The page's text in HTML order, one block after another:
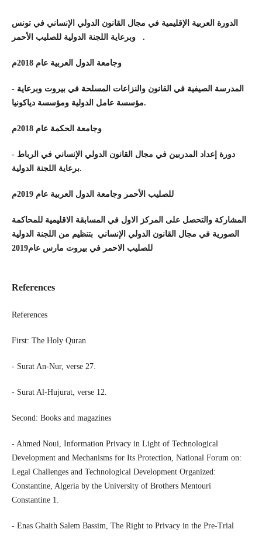
الدورة العربية الإقليمية في مجال القانون الدولي الإنساني في تونس
وبرعاية اللجنة الدولية للصليب الأحمر .
وجامعة الدول العربية عام 2018م
- المدرسة الصيفية في القانون والنزاعات المسلحة في بيروت وبرعاية
مؤسسة عامل الدولية ومؤسسة دياكونيا.
وجامعة الحكمة عام 2018م
- دورة إعداد المدربين في مجال القانون الدولي الإنساني في الرباط
برعاية اللجنة الدولية.
للصليب الأحمر وجامعة الدول العربية عام 2019م
المشاركة والتحصل على المركز الاول في المسابقة الاقليمية للمحاكمة
الصورية في مجال القانون الدولي الإنساني بتنظيم من اللجنة الدولية
للصليب الاحمر في بيروت مارس عام2019
References
References
First: The Holy Quran
- Surat An-Nur, verse 27.
- Surat Al-Hujurat, verse 12.
Second: Books and magazines
- Ahmed Noui, Information Privacy in Light of Technological
Development and Mechanisms for Its Protection, National Forum on:
Legal Challenges and Technological Development Organized:
Constantine, Algeria by the University of Brothers Mentouri
Constantine 1.
- Enas Ghaith Salem Bassim, The Right to Privacy in the Pre-Trial